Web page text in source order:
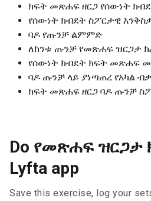
ክፍት መጽሐፍ ዘርጋ የሰውነት
የሰውነት ክብደት ስፖርታዊ
ባዶ የጡንቻ ልምምድ
ለከንቱ ጡንቻ የመጽሐፍ ዝርጋታ
የሰውነት ክብደት ክፍት መጽሐፍ
ባዶ ጡንቻ ላይ ያነጣጠረ የአካል
ክፍት መጽሐፍ ዘርጋ ባዶ ጡንቻ
Do የመጽሐፍ ዝርጋታ
Lyfta app
Save this exercise, log your